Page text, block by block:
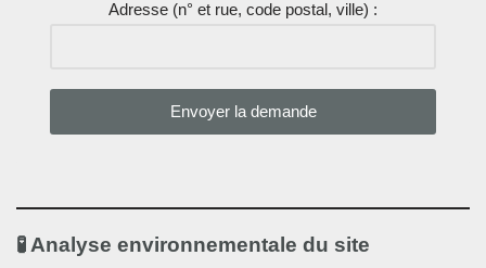
Adresse (n° et rue, code postal, ville) :
🧪 Analyse environnementale du site